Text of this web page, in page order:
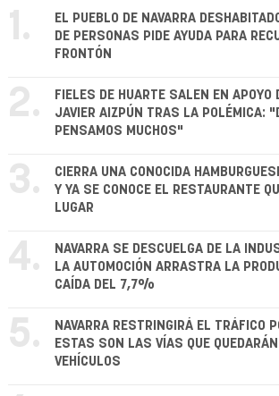
1.
EL PUEBLO DE NAVARRA
DE PERSONAS PIDE AYUDA PARA
FRONTÓN
2.
FIELES DE HUARTE SALEN EN APOYO
JAVIER AIZPÚN TRAS LA POLÉMICA:
PENSAMOS MUCHOS"
3.
CIERRA UNA CONOCIDA
Y YA SE CONOCE EL RESTAURANTE
LUGAR
4.
NAVARRA SE DESCUELGA DE LA
LA AUTOMOCIÓN ARRASTRA LA
CAÍDA DEL 7,7%
5.
NAVARRA RESTRINGIRÁ EL TRÁFICO
ESTAS SON LAS VÍAS QUE
VEHÍCULOS